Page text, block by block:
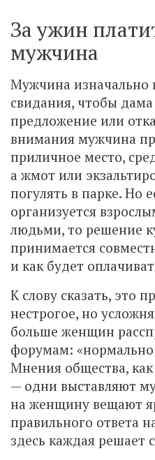
За ужин
мужчина
Мужчина изначально
свидания, чтобы
предложение или
внимания мужчина
приличное место,
а жмот или
погулять в парке. Но
организуется
людьми, то решение
принимается
и как будет
К слову сказать, это
нестрогое, но
больше женщин
форумам: «нормально
Мнения общества,
— одни выставляют
на женщину вещают
правильного ответа
здесь каждая решает